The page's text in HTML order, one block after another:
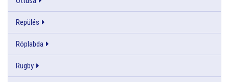
Repülés
Röplabda
Rugby